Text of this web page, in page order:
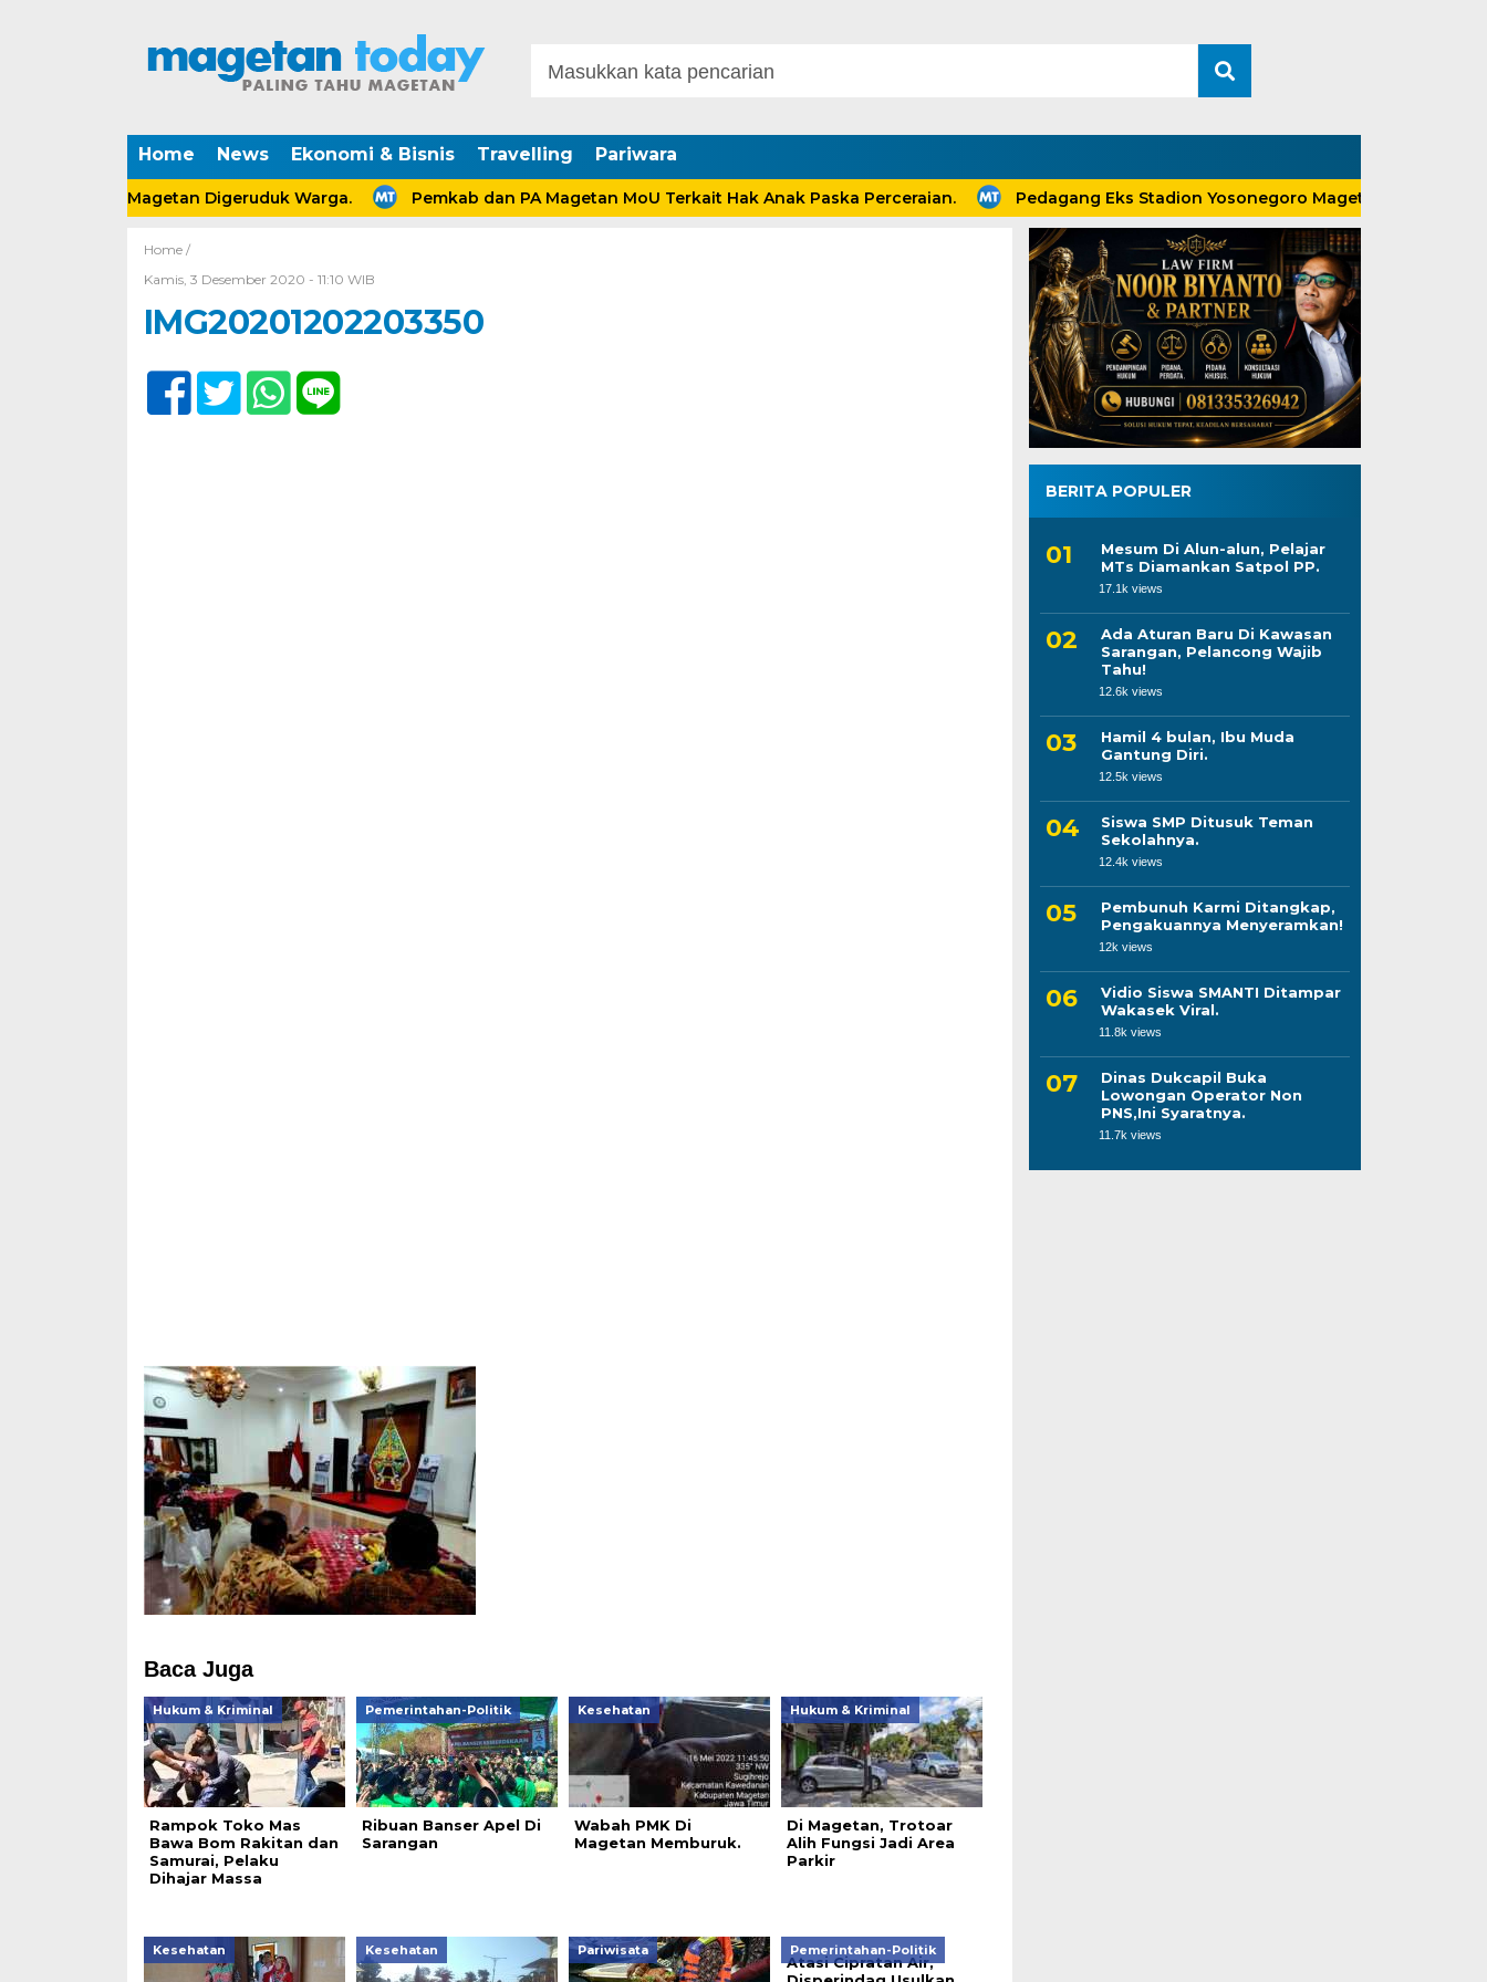
Home News Ekonomi & Bisnis Travelling Pariwara
Bendo Magetan Digeruduk Warga. Pemkab dan PA Magetan MoU Terkait Hak Anak Paska Perceraian. Pedagang Eks Stadion Yosonegoro Magetan Bingung Omset
Home /
Kamis, 3 Desember 2020 - 11:10 WIB
IMG20201202203350
Baca Juga
Hukum & Kriminal
Rampok Toko Mas
Bawa Bom Rakitan dan
Samurai, Pelaku
Dihajar Massa
Pemerintahan-Politik
Ribuan Banser Apel Di
Sarangan
Kesehatan
Wabah PMK Di
Magetan Memburuk.
Hukum & Kriminal
Di Magetan, Trotoar
Alih Fungsi Jadi Area
Parkir
Kesehatan Kesehatan Pariwisata Pemerintahan-Politik
Atasi Cipratan Air,
BERITA POPULER
Mesum Di Alun-alun, Pelajar
MTs Diamankan Satpol PP.
17.1k views
Ada Aturan Baru Di Kawasan
Sarangan, Pelancong Wajib
Tahu!
12.6k views
Hamil 4 bulan, Ibu Muda
Gantung Diri.
12.5k views
Siswa SMP Ditusuk Teman
Sekolahnya.
12.4k views
Pembunuh Karmi Ditangkap,
Pengakuannya Menyeramkan!
12k views
Vidio Siswa SMANTI Ditampar
Wakasek Viral.
11.8k views
Dinas Dukcapil Buka
Lowongan Operator Non
PNS,Ini Syaratnya.
11.7k views